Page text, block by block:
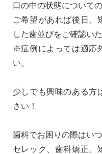
口の中の状態について
ご希望があれば後日、
した歯並びをご確認い
※症例によっては適応
い。
少しでも興味のある方
さい！
歯科でお困りの際はい
セレック、歯科矯正、